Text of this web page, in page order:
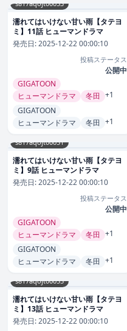
s817aqojt00053
濡れてはいけない甘い雨【タテヨ
ミ】11話 ヒューマンドラマ
発売日:2025-12-22 00:00:10
投稿ステータス
公開中
GIGATOON
ヒューマンドラマ
冬田 +1
GIGATOON
ヒューマンドラマ
冬田 +1
s817aqojt00051
濡れてはいけない甘い雨【タテヨ
ミ】9話 ヒューマンドラマ
発売日:2025-12-22 00:00:10
投稿ステータス
公開中
GIGATOON
ヒューマンドラマ
冬田 +1
GIGATOON
ヒューマンドラマ
冬田 +1
s817aqojt00055
濡れてはいけない甘い雨【タテヨ
ミ】13話 ヒューマンドラマ
発売日:2025-12-22 00:00:10